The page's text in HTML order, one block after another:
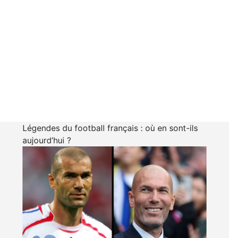
Légendes du football français : où en sont-ils
aujourd’hui ?